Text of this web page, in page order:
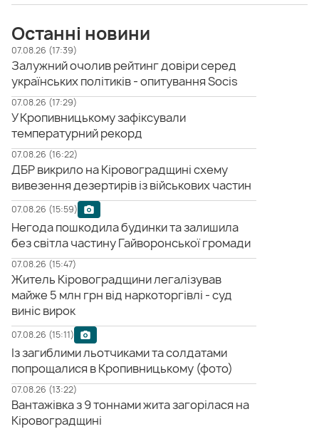
Останні новини
07.08.26 (17:39)
Залужний очолив рейтинг довіри серед
українських політиків - опитування Socis
07.08.26 (17:29)
У Кропивницькому зафіксували
температурний рекорд
07.08.26 (16:22)
ДБР викрило на Кіровоградщині схему
вивезення дезертирів із військових частин
07.08.26 (15:59)
Негода пошкодила будинки та залишила
без світла частину Гайворонської громади
07.08.26 (15:47)
Житель Кіровоградщини легалізував
майже 5 млн грн від наркоторгівлі - суд
виніс вирок
07.08.26 (15:11)
Із загиблими льотчиками та солдатами
попрощалися в Кропивницькому (фото)
07.08.26 (13:22)
Вантажівка з 9 тоннами жита загорілася на
Кіровоградщині